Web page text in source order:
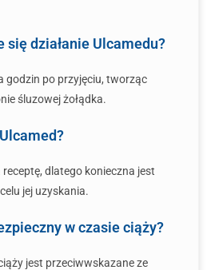
się działanie Ulcamedu?
godzin po przyjęciu, tworząc
śluzowej żołądka.
dlatego konieczna jest
jej uzyskania.
w czasie ciąży?
jest przeciwwskazane ze